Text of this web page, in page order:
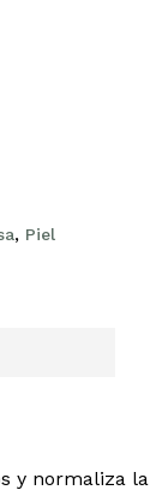
, Piel
normaliza